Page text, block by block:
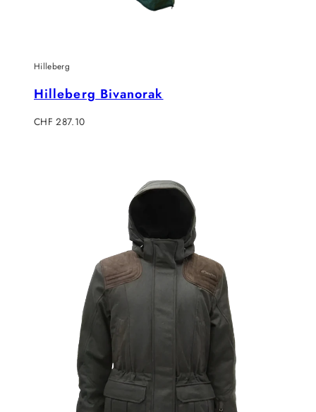
Hilleberg
Hilleberg Bivanorak
Verkaufspreis
CHF 287.10